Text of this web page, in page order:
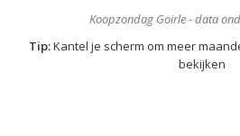
Koopzondag Goirle - data
Tip:Kantel je scherm om meer
bekijken